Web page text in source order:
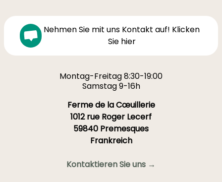
Nehmen Sie mit uns Kontakt auf! Klicken
Sie hier
Montag-Freitag 8:30-19:00
Samstag 9-16h
Ferme de la Cœuillerie
1012 rue Roger Lecerf
59840 Premesques
Frankreich
Kontaktieren Sie uns →